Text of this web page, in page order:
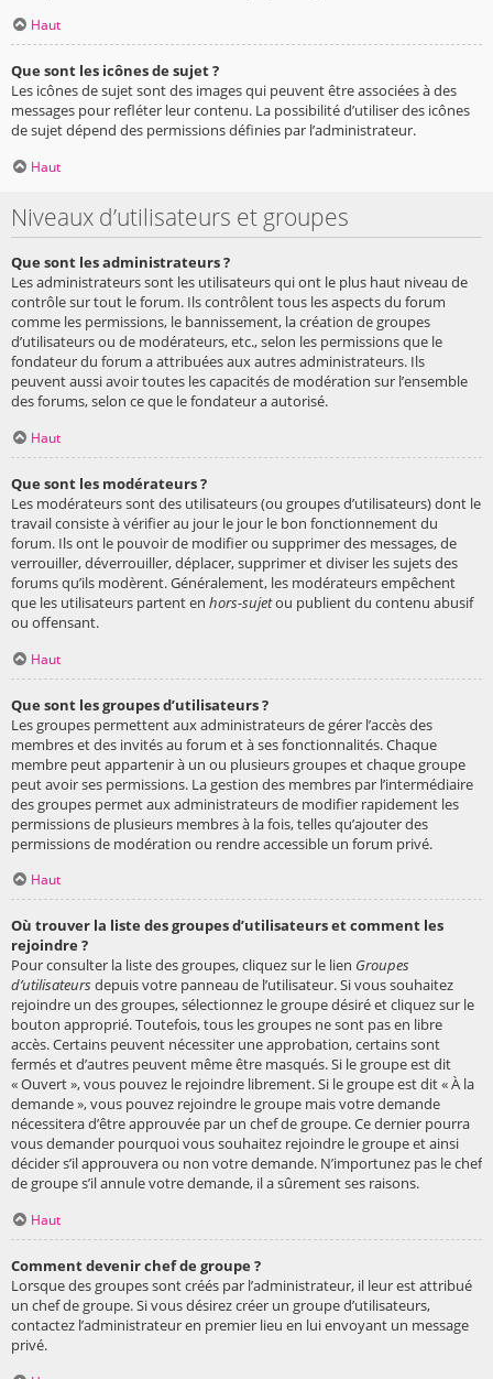
Haut
Que sont les icônes de sujet ?
Les icônes de sujet sont des images qui peuvent être associées à des
messages pour refléter leur contenu. La possibilité d’utiliser des icônes
de sujet dépend des permissions définies par l’administrateur.
Haut
Niveaux d’utilisateurs et groupes
Que sont les administrateurs ?
Les administrateurs sont les utilisateurs qui ont le plus haut niveau de
contrôle sur tout le forum. Ils contrôlent tous les aspects du forum
comme les permissions, le bannissement, la création de groupes
d’utilisateurs ou de modérateurs, etc., selon les permissions que le
fondateur du forum a attribuées aux autres administrateurs. Ils
peuvent aussi avoir toutes les capacités de modération sur l’ensemble
des forums, selon ce que le fondateur a autorisé.
Haut
Que sont les modérateurs ?
Les modérateurs sont des utilisateurs (ou groupes d’utilisateurs) dont le
travail consiste à vérifier au jour le jour le bon fonctionnement du
forum. Ils ont le pouvoir de modifier ou supprimer des messages, de
verrouiller, déverrouiller, déplacer, supprimer et diviser les sujets des
forums qu’ils modèrent. Généralement, les modérateurs empêchent
que les utilisateurs partent en hors-sujetou publient du contenu abusif
ou offensant.
Haut
Que sont les groupes d’utilisateurs ?
Les groupes permettent aux administrateurs de gérer l’accès des
membres et des invités au forum et à ses fonctionnalités. Chaque
membre peut appartenir à un ou plusieurs groupes et chaque groupe
peut avoir ses permissions. La gestion des membres par l’intermédiaire
des groupes permet aux administrateurs de modifier rapidement les
permissions de plusieurs membres à la fois, telles qu’ajouter des
permissions de modération ou rendre accessible un forum privé.
Haut
Où trouver la liste des groupes d’utilisateurs et comment les
rejoindre ?
Pour consulter la liste des groupes, cliquez sur le lien Groupes
d’utilisateursdepuis votre panneau de l’utilisateur. Si vous souhaitez
rejoindre un des groupes, sélectionnez le groupe désiré et cliquez sur le
bouton approprié. Toutefois, tous les groupes ne sont pas en libre
accès. Certains peuvent nécessiter une approbation, certains sont
fermés et d’autres peuvent même être masqués. Si le groupe est dit
« Ouvert », vous pouvez le rejoindre librement. Si le groupe est dit « À la
demande », vous pouvez rejoindre le groupe mais votre demande
nécessitera d’être approuvée par un chef de groupe. Ce dernier pourra
vous demander pourquoi vous souhaitez rejoindre le groupe et ainsi
décider s’il approuvera ou non votre demande. N’importunez pas le chef
de groupe s’il annule votre demande, il a sûrement ses raisons.
Haut
Comment devenir chef de groupe ?
Lorsque des groupes sont créés par l’administrateur, il leur est attribué
un chef de groupe. Si vous désirez créer un groupe d’utilisateurs,
contactez l’administrateur en premier lieu en lui envoyant un message
privé.